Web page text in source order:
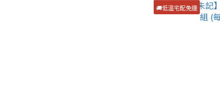
🚚低溫宅配免運